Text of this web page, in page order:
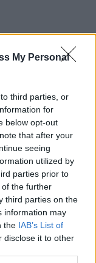
My Personal
third parties, or
for
below opt-out
that after your
seeing
utilized by
parties prior to
the further
third parties on the
information may
the IAB’s List of
disclose it to other
bronz pentru Aissia
Sportiva din Fălticeni
la europenele de înot